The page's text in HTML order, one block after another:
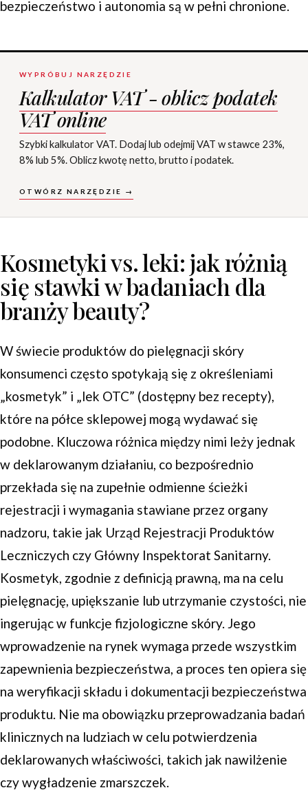
bezpieczeństwo i autonomia są w pełni chronione.
WYPRÓBUJ NARZĘDZIE
Kalkulator VAT - oblicz podatek
VAT online
Szybki kalkulator VAT. Dodaj lub odejmij VAT w stawce 23%,
8% lub 5%. Oblicz kwotę netto, brutto i podatek.
OTWÓRZ NARZĘDZIE →
Kosmetyki vs. leki: jak różnią
się stawki w badaniach dla
branży beauty?
W świecie produktów do pielęgnacji skóry
konsumenci często spotykają się z określeniami
„kosmetyk” i „lek OTC” (dostępny bez recepty),
które na półce sklepowej mogą wydawać się
podobne. Kluczowa różnica między nimi leży jednak
w deklarowanym działaniu, co bezpośrednio
przekłada się na zupełnie odmienne ścieżki
rejestracji i wymagania stawiane przez organy
nadzoru, takie jak Urząd Rejestracji Produktów
Leczniczych czy Główny Inspektorat Sanitarny.
Kosmetyk, zgodnie z definicją prawną, ma na celu
pielęgnację, upiększanie lub utrzymanie czystości, nie
ingerując w funkcje fizjologiczne skóry. Jego
wprowadzenie na rynek wymaga przede wszystkim
zapewnienia bezpieczeństwa, a proces ten opiera się
na weryfikacji składu i dokumentacji bezpieczeństwa
produktu. Nie ma obowiązku przeprowadzania badań
klinicznych na ludziach w celu potwierdzenia
deklarowanych właściwości, takich jak nawilżenie
czy wygładzenie zmarszczek.